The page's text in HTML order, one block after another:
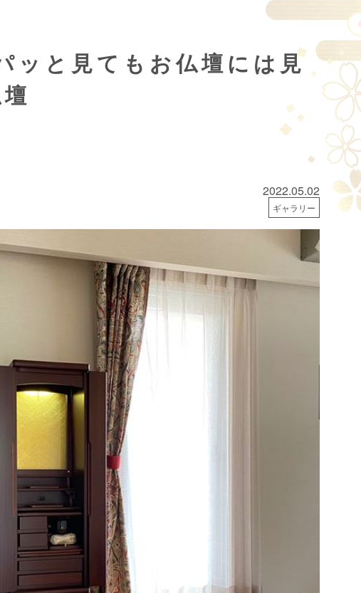
ッと見てもお仏壇には見
2022.05.02
ギャラリー